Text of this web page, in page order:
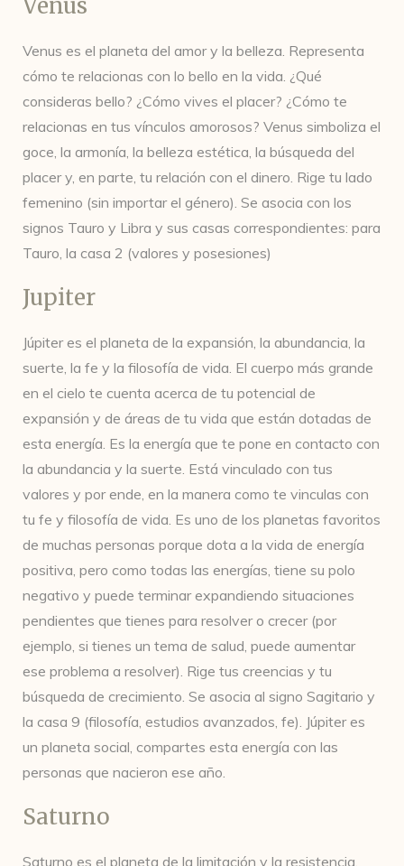
Venus
Venus es el planeta del amor y la belleza. Representa
cómo te relacionas con lo bello en la vida. ¿Qué
consideras bello? ¿Cómo vives el placer? ¿Cómo te
relacionas en tus vínculos amorosos? Venus simboliza el
goce, la armonía, la belleza estética, la búsqueda del
placer y, en parte, tu relación con el dinero. Rige tu lado
femenino (sin importar el género). Se asocia con los
signos Tauro y Libra y sus casas correspondientes: para
Tauro, la casa 2 (valores y posesiones)
Jupiter
Júpiter es el planeta de la expansión, la abundancia, la
suerte, la fe y la filosofía de vida. El cuerpo más grande
en el cielo te cuenta acerca de tu potencial de
expansión y de áreas de tu vida que están dotadas de
esta energía. Es la energía que te pone en contacto con
la abundancia y la suerte. Está vinculado con tus
valores y por ende, en la manera como te vinculas con
tu fe y filosofía de vida. Es uno de los planetas favoritos
de muchas personas porque dota a la vida de energía
positiva, pero como todas las energías, tiene su polo
negativo y puede terminar expandiendo situaciones
pendientes que tienes para resolver o crecer (por
ejemplo, si tienes un tema de salud, puede aumentar
ese problema a resolver). Rige tus creencias y tu
búsqueda de crecimiento. Se asocia al signo Sagitario y
la casa 9 (filosofía, estudios avanzados, fe). Júpiter es
un planeta social, compartes esta energía con las
personas que nacieron ese año.
Saturno
Saturno es el planeta de la limitación y la resistencia.